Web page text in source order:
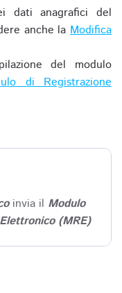
dati anagrafici del
anche laModifica
del modulo
di Registrazione
invia il Modulo
(MRE)